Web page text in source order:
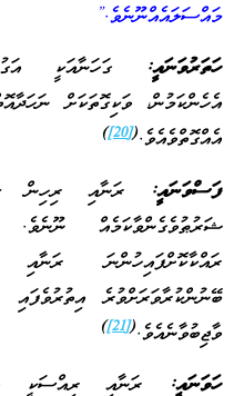
މައްސަލައެއްނޫނެވެ.”
ހަތަރުވަނައީ:
ގަހަނާއަކީ
އެހެންކަމުން، ވަކިގޮތަކަށް
އެއްގޮތްވެއެވެ.(
[20]
)
ފަސްވަނައީ:
ރަނާއި ރިހިން
ޝަރުޠުވެގެންވާކަމެއް ނޫނެވެ.
ރައްކާކޮށްފައިހުންނަ
ބޭނުންކުރާވަރަށްވުރެ
ވާޖިބުވާނެއެވެ.(
[21]
)
ހަވަނައީ:
ރަނާއި ރިއްސަކީ